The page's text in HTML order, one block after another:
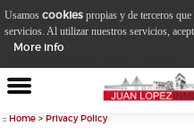
:: Home > Privacy Policy
Usamos cookies propias y de terceros
servicios. Al utilizar nuestros servicios,
More info